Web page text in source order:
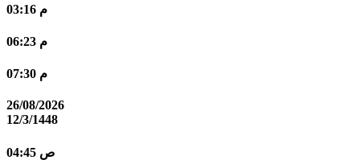
03:16 م
06:23 م
07:30 م
26/08/2026
12/3/1448
04:45 ص